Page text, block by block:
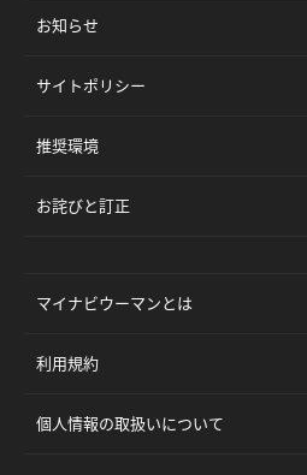
お知らせ
サイトポリシー
推奨環境
お詫びと訂正
マイナビウーマンとは
利用規約
個人情報の取扱いについて